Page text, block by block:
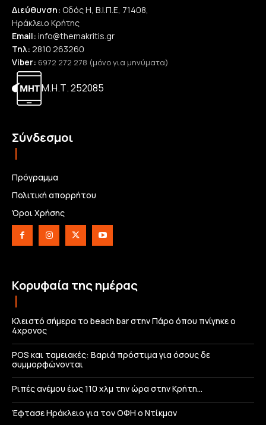
Διεύθυνση: Οδός Η, Β.Ι.Π.Ε, 71408,
Ηράκλειο Κρήτης
Email: info@themakritis.gr
Τηλ: 2810 263260
Viber: 6972 272 278 (μόνο για μηνύματα)
Μ.Η.Τ. 252085
Σύνδεσμοι
Πρόγραμμα
Πολιτική απορρήτου
Όροι Χρήσης
Κορυφαία της ημέρας
Κλειστό σήμερα το beach bar στην Πάρο όπου πνίγηκε ο
4χρονος
POS και ταμειακές: Βαριά πρόστιμα για όσους δε
συμμορφώνονται
Ριπές ανέμου έως 110 χλμ την ώρα στην Κρήτη…
Έφτασε Ηράκλειο για τον ΟΦΗ ο Ντίκμαν